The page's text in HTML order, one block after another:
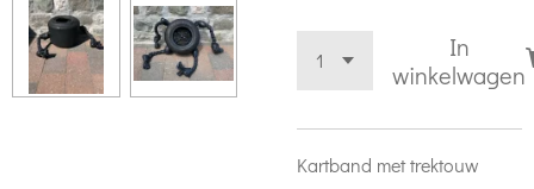
In
winkelwagen
Kartband met trektouw